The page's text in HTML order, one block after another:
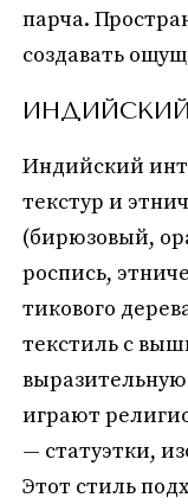
парча.
создавать
Индийский
текстур и
(бирюзовый,
роспись,
тикового
текстиль с
играют
— статуэтки,
Этот стиль